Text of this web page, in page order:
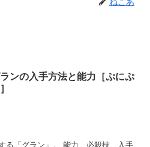
ンの入手方法と能力［ぷにぷ
る「グラン」。 能力、必殺技、入手